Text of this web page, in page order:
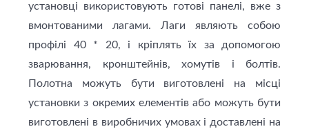
установці використовують готові панелі, вже з
вмонтованими лагами. Лаги являють собою
профілi 40 * 20, і кріплять їх за допомогою
зварювання, кронштейнів, хомутів і болтів.
Полотна можуть бути виготовлені на місці
установки з окремих елементів або можуть бути
виготовлені в виробничих умовах і доставлені на